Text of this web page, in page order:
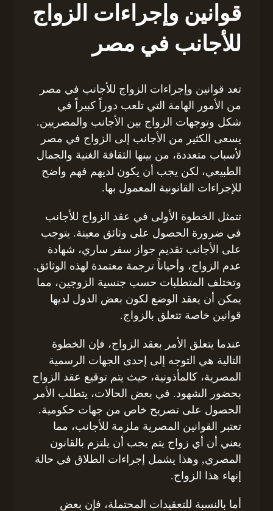
قوانين وإجراءات الزواج
للأجانب في مصر
تعد قوانين وإجراءات الزواج للأجانب في مصر
من الأمور الهامة التي تلعب دوراً كبيراً في
شكل وتوجهات الزواج بين الأجانب والمصريين.
يسعى الكثير من الأجانب إلى الزواج في مصر
لأسباب متعددة، من بينها الثقافة الغنية والجمال
الطبيعي، لكن يجب أن يكون لديهم فهم واضح
للإجراءات القانونية المعمول بها.
تتمثل الخطوة الأولى في عقد الزواج للأجانب
في ضرورة الحصول على وثائق معينة. يتوجب
على الأجانب تقديم جواز سفر ساري، شهادة
عدم الزواج، وأحياناً ترجمة معتمدة لهذه الوثائق.
وتختلف المتطلبات حسب جنسية الزوجين، مما
يمكن أن يعقد الوضع لكون بعض الدول لديها
قوانين خاصة تتعلق بالزواج.
عندما يتعلق الأمر بعقد الزواج، فإن الخطوة
التالية هي التوجه إلى إحدى الجهات الرسمية
المصرية، كالمأذونية، حيث يتم توقيع عقد الزواج
بحضور الشهود. في بعض الحالات، يتطلب الأمر
الحصول على تصريح خاص من جهات حكومية.
تعتبر القوانين المصرية ملزمة للأجانب، مما
يعني أن أي زواج يتم يجب أن يلتزم بالقانون
المصري, وهذا يشمل إجراءات الطلاق في حالة
إنهاء هذا الزواج.
أما بالنسبة للتعقيدات المحتملة، فإن بعض